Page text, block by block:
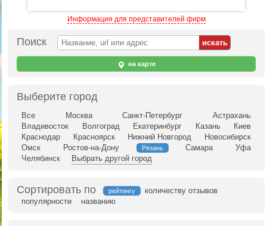
Информация для представителей фирм
Поиск
на карте
Выберите город
Все Москва Санкт-Петербург
Астрахань
Владивосток
Волгоград Екатеринбург Казань
Киев
Краснодар
Красноярск Нижний Новгород
Новосибирск
Омск
Ростов-на-Дону Рязань Самара
Уфа
Челябинск
Выбрать другой город
Сортировать по рейтингу
количеству отзывов
популярности
названию